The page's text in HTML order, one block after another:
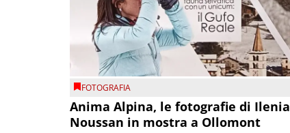
FOTOGRAFIA
Anima Alpina, le fotografie di Ilenia
Noussan in mostra a Ollomont